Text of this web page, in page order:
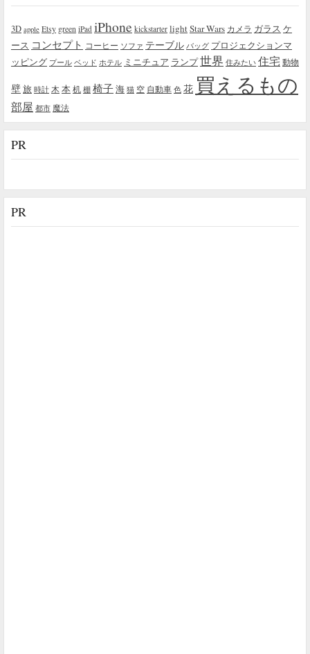
3D apple Etsy green iPad iPhone kickstarter lightStar Wars カメラ ガラス ケ
ース コンセプト コーヒー ソファ テーブル バッグ プロジェクションマ
ッピング プール ベッド ホテル ミニチュア ランプ世界 住みたい 住宅 動物
壁旅 時計 木 本机 棚 椅子海 猫 空 自動車 色 花 買えるもの
部屋 都市 魔法
PR
PR